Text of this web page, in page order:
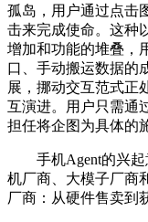
孤岛，用户通过点击
击来完成使命。这种
增加和功能的堆叠，
口、手动搬运数据的
展，挪动交互范式正
互演进。用户只需通
担任将企图为具体的
手机Agent的兴起
机厂商、大模子厂商
厂商：从硬件售卖到